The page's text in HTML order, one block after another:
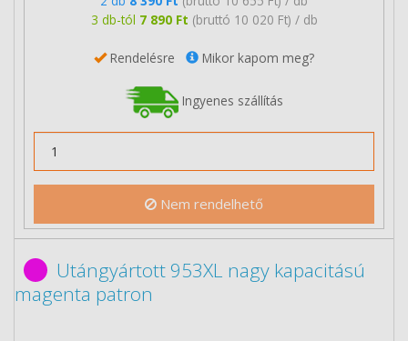
3 db-tól 7 890 Ft (bruttó 10 020 Ft) / db
Rendelésre Mikor kapom meg?
Ingyenes szállítás
Nem rendelhető
Utángyártott 953XL nagy kapacitású
magenta patron